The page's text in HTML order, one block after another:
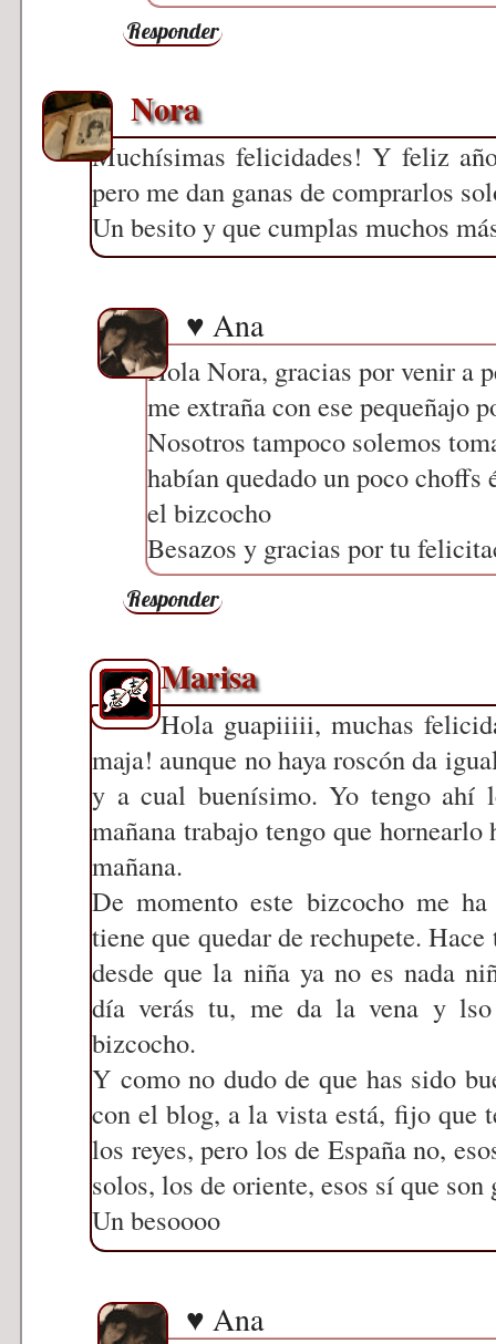
Responder
Nora
Muchísimas felicidades! Y feliz
pero me dan ganas de comprarlos
Un besito y que cumplas muchos
♥ Ana
Hola Nora, gracias por venir a
me extraña con ese pequeñajo
Nosotros tampoco solemos
habían quedado un poco choffs
el bizcocho
Besazos y gracias por tu
Responder
Marisa
Hola guapiiiii, muchas
maja! aunque no haya roscón da
y a cual buenísimo. Yo tengo ahí
mañana trabajo tengo que hornearlo
mañana.
De momento este bizcocho me
tiene que quedar de rechupete.
desde que la niña ya no es nada
día verás tu, me da la vena y
bizcocho.
Y como no dudo de que has sido
con el blog, a la vista está, fijo que
los reyes, pero los de España no,
solos, los de oriente, esos sí que son
Un besoooo
♥ Ana